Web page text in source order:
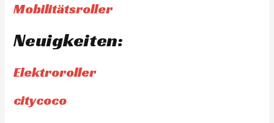
Mobilitätsroller
Neuigkeiten:
Elektroroller
citycoco